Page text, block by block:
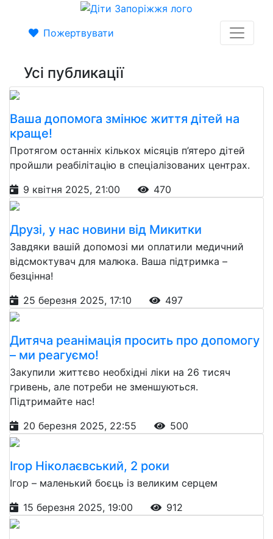
Пожертвувати
Усі публикації
Ваша допомога змінює життя дітей на
краще!
Протягом останніх кількох місяців п’ятеро дітей
пройшли реабілітацію в спеціалізованих центрах.
9 квітня 2025, 21:00
470
Друзі, у нас новини від Микитки
Завдяки вашій допомозі ми оплатили медичний
відсмоктувач для малюка. Ваша підтримка –
безцінна!
25 березня 2025, 17:10
497
Дитяча реанімація просить про допомогу
– ми реагуємо!
Закупили життєво необхідні ліки на 26 тисяч
гривень, але потреби не зменшуються.
Підтримайте нас!
20 березня 2025, 22:55
500
Ігор Ніколаєвський, 2 роки
Ігор – маленький боєць із великим серцем
15 березня 2025, 19:00
912